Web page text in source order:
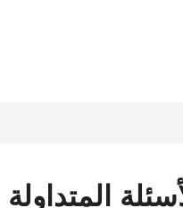
المتداولة